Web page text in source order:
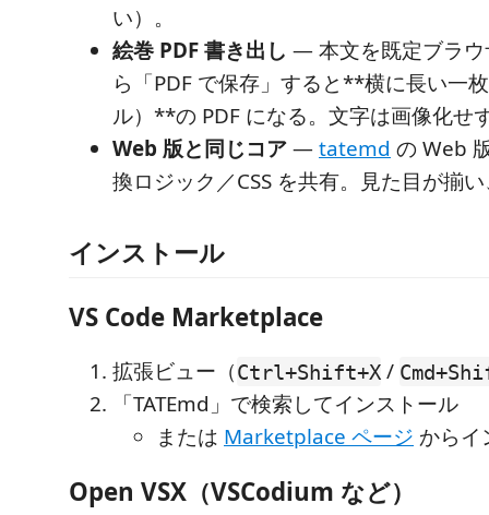
い）。
絵巻 PDF 書き出し — 本文を既定ブラ
ら「PDF で保存」すると**横に長い一
ル）**の PDF になる。文字は画像化せ
Web 版と同じコア—tatemd の Web
換ロジック／CSS を共有。見た目が揃
インストール
VS Code Marketplace
拡張ビュー（Ctrl+Shift+X /
「TATEmd」で検索してインストール
または Marketplace ページ からイ
Open VSX（VSCodium など）